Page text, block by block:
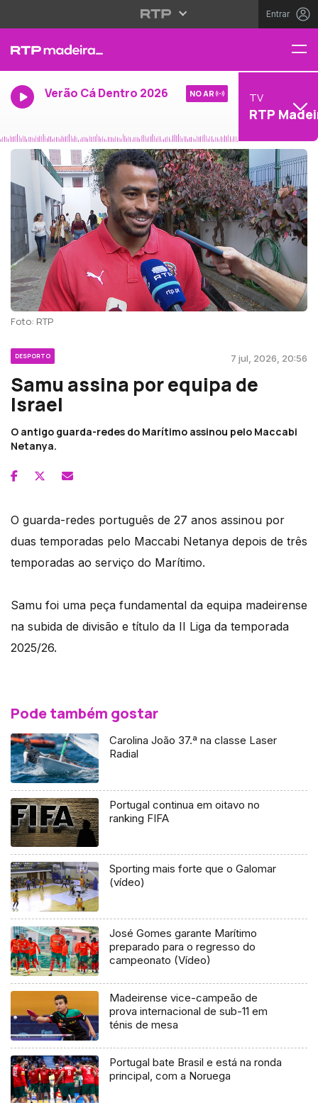
Entrar
Verão Cá Dentro 2026 NO AR TV
RTP
Foto: RTP
DESPORTO 7 jul, 2026, 20:56
Samu assina por equipa de
Israel
O antigo guarda-redes do Marítimo assinou pelo Maccabi
Netanya.
O guarda-redes português de 27 anos assinou por
duas temporadas pelo Maccabi Netanya depois de três
temporadas ao serviço do Marítimo.
Samu foi uma peça fundamental da equipa madeirense
na subida de divisão e título da II Liga da temporada
2025/26.
Pode também gostar
Carolina João 37.ª na classe Laser
Radial
Portugal continua em oitavo no
ranking FIFA
Sporting mais forte que o Galomar
(vídeo)
José Gomes garante Marítimo
preparado para o regresso do
campeonato (Vídeo)
Madeirense vice-campeão de
prova internacional de sub-11 em
ténis de mesa
Portugal bate Brasil e está na ronda
principal, com a Noruega